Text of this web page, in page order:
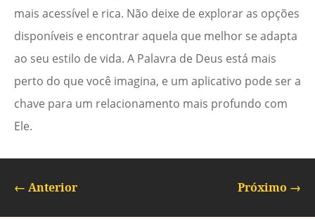
mais acessível e rica. Não deixe de explorar as opções
disponíveis e encontrar aquela que melhor se adapta
ao seu estilo de vida. A Palavra de Deus está mais
perto do que você imagina, e um aplicativo pode ser a
chave para um relacionamento mais profundo com
Ele.
← Anterior Próximo →